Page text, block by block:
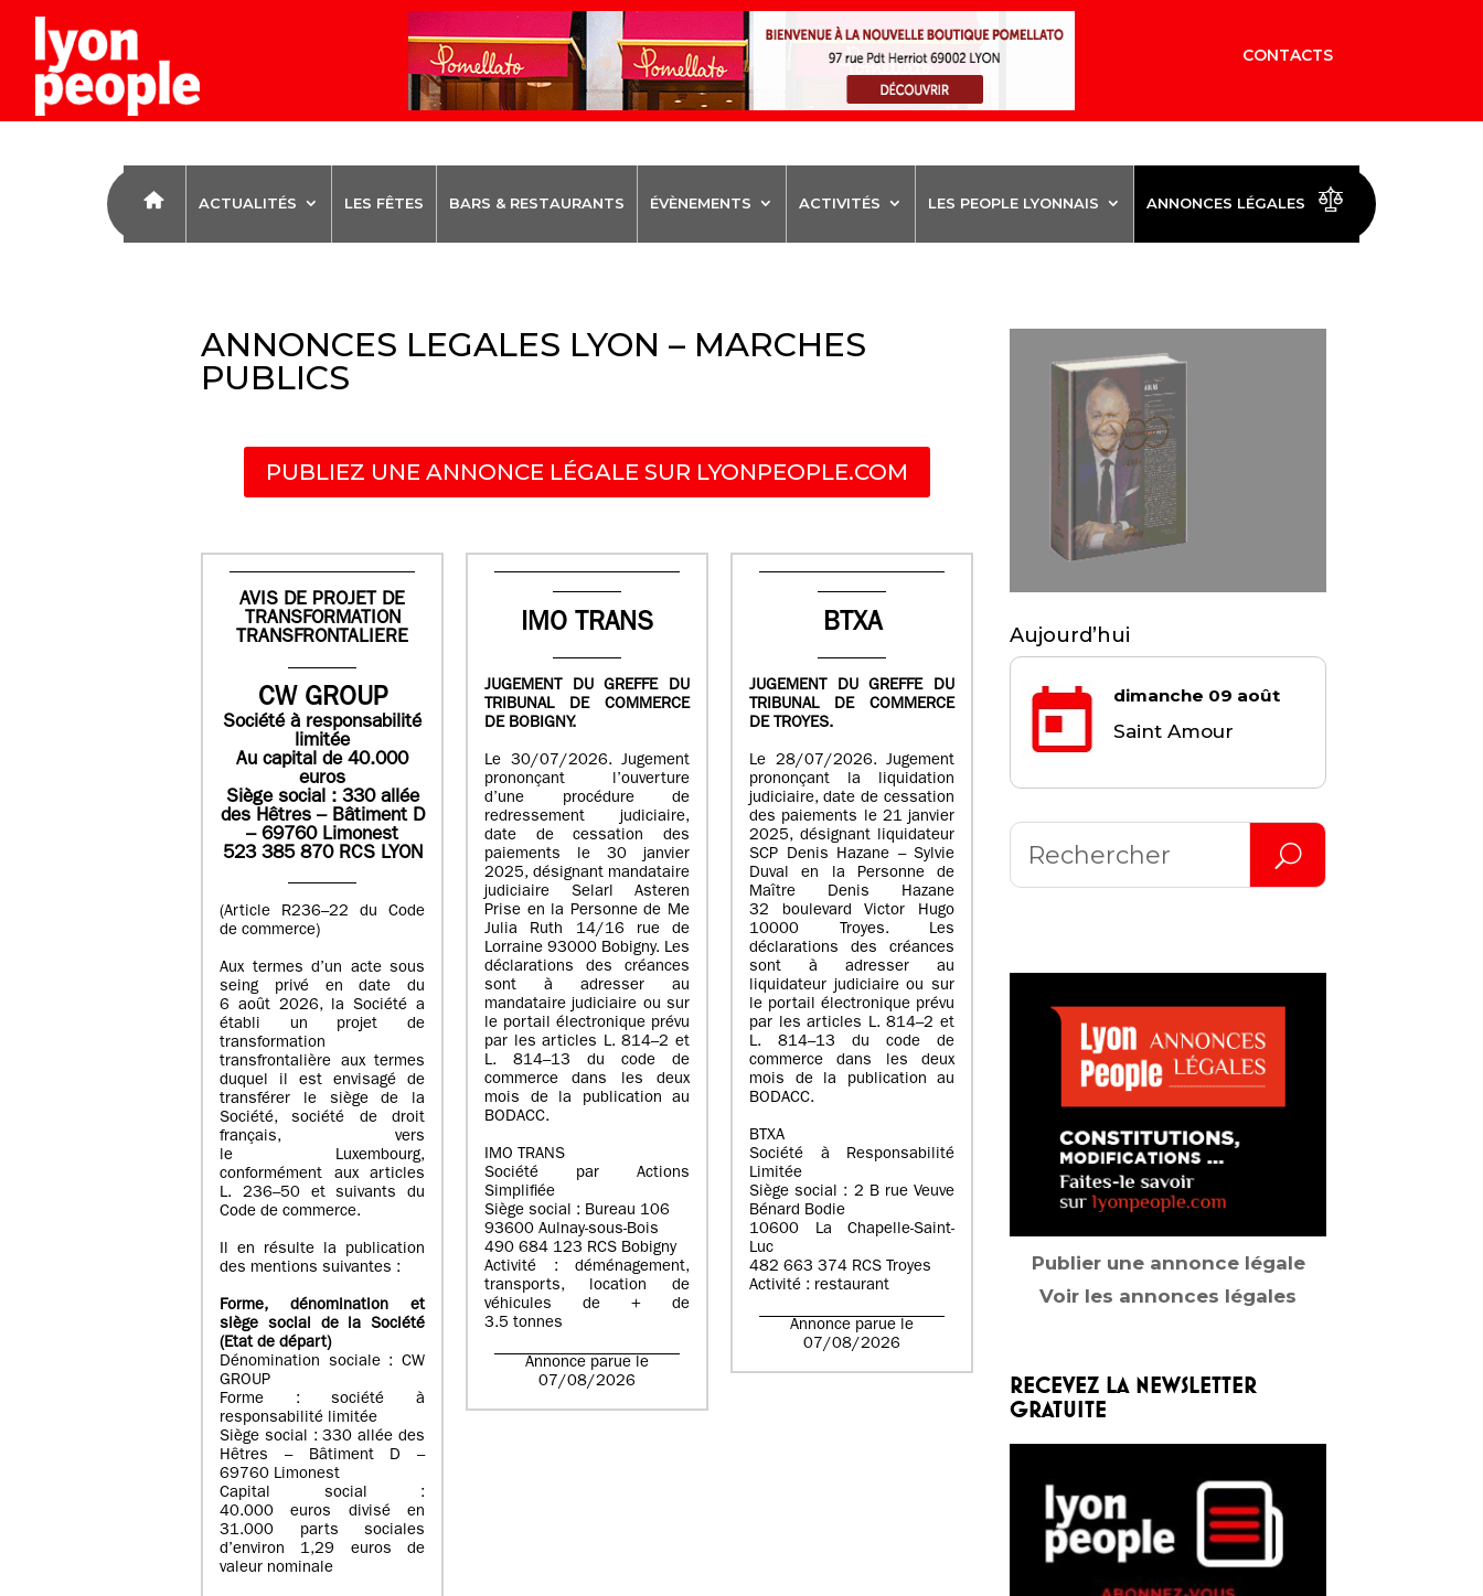
CONTACTS
ACTUALITÉS LES FÊTES BARS & RESTAURANTS ÉVÈNEMENTS ACTIVITÉS LES PEOPLE LYONNAIS ANNONCES LÉGALES
ANNONCES LEGALES LYON – MARCHES
PUBLICS
PUBLIEZ UNE ANNONCE LÉGALE SUR LYONPEOPLE.COM
AVIS DE PROJET DE
TRANSFORMATION
TRANSFRONTALIERE
CW GROUP
Société à responsabilité
limitée
Au capital de 40.000
euros
Siège social : 330 allée
des Hêtres – Bâtiment D
– 69760 Limonest
523 385 870 RCS LYON
(Article R236–22 du Code
de commerce)
Aux termes d’un acte sous
seing privé en date du
6 août 2026, la Société a
établi un projet de
transformation
transfrontalière aux termes
duquel il est envisagé de
transférer le siège de la
Société, société de droit
français, vers
le Luxembourg,
conformément aux articles
L. 236–50 et suivants du
Code de commerce.
Il en résulte la publication
des mentions suivantes :
Forme, dénomination et
siège social de la Société
(Etatde départ)
Dénomination sociale : CW
GROUP
Forme : société à
responsabilité limitée
Siège social : 330 allée des
Hêtres – Bâtiment D –
69760 Limonest
Capital social :
40.000 euros divisé en
31.000 parts sociales
d’environ 1,29 euros de
valeur nominale
IMO TRANS
JUGEMENT DU GREFFE DU
TRIBUNAL DE COMMERCE
DE BOBIGNY.
Le 30/07/2026. Jugement
prononçant l’ouverture
d’une procédure de
redressement judiciaire,
date de cessation des
paiements le 30 janvier
2025, désignant mandataire
judiciaire Selarl Asteren
Prise en la Personne de Me
Julia Ruth 14/16 rue de
Lorraine 93000 Bobigny. Les
déclarations des créances
sont à adresser au
mandataire judiciaire ou sur
le portail électronique prévu
par les articles L. 814–2 et
L. 814–13 du code de
commerce dans les deux
mois de la publication au
BODACC.
IMO TRANS
Société par Actions
Simplifiée
Siège social : Bureau 106
93600 Aulnay-sous-Bois
490 684 123 RCS Bobigny
Activité : déménagement,
transports, location de
véhicules de + de
3.5 tonnes
Annonce parue le
07/08/2026
BTXA
JUGEMENT DU GREFFE DU
TRIBUNAL DE COMMERCE
DE TROYES.
Le 28/07/2026. Jugement
prononçant la liquidation
judiciaire, date de cessation
des paiements le 21 janvier
2025, désignant liquidateur
SCP Denis Hazane – Sylvie
Duval en la Personne de
Maître Denis Hazane
32 boulevard Victor Hugo
10000 Troyes. Les
déclarations des créances
sont à adresser au
liquidateur judiciaire ou sur
le portail électronique prévu
par les articles L. 814–2 et
L. 814–13 du code de
commerce dans les deux
mois de la publication au
BODACC.
BTXA
Société à Responsabilité
Limitée
Siège social : 2 B rue Veuve
Bénard Bodie
10600 La Chapelle-Saint-
Luc
482 663 374 RCS Troyes
Activité : restaurant
Annonce parue le
07/08/2026
Aujourd’hui
dimanche 09 août
Saint Amour
Publier une annonce légale
Voir les annonces légales
RECEVEZ LA NEWSLETTER
GRATUITE